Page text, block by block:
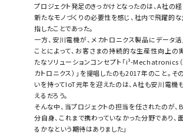
プロジェクト発足のきっかけとなったのは、A社の
新たなモノづくりの必要性を感じ、社内で飛躍的
指したことであった。
一方、安川電機が、メカトロニクス製品にデータ
ことによって、お客さまの持続的な生産性向上の
たなソリューションコンセプト「i³-Mechatronics
カトロニクス）」を提唱したのも2017年のこと。そ
いを持ってIoT元年を迎えたのは、A社も安川電機
えるだろう。
そんな中、当プロジェクトの担当を任されたのが、B
分自身、これまで携わっていなかった分野であり、
るかなという期待はありました」